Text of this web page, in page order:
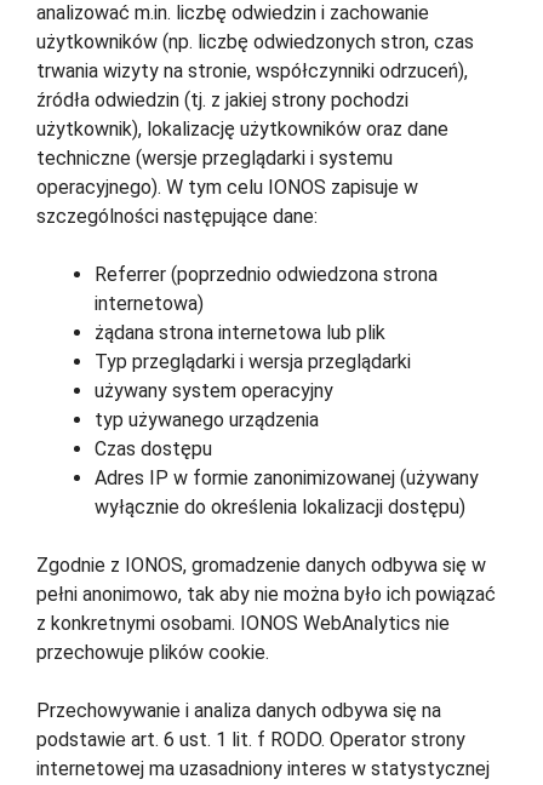
analizować m.in. liczbę odwiedzin i zachowanie
użytkowników (np. liczbę odwiedzonych stron, czas
trwania wizyty na stronie, współczynniki odrzuceń),
źródła odwiedzin (tj. z jakiej strony pochodzi
użytkownik), lokalizację użytkowników oraz dane
techniczne (wersje przeglądarki i systemu
operacyjnego). W tym celu IONOS zapisuje w
szczególności następujące dane:
Referrer (poprzednio odwiedzona strona
internetowa)
żądana strona internetowa lub plik
Typ przeglądarki i wersja przeglądarki
używany system operacyjny
typ używanego urządzenia
Czas dostępu
Adres IP w formie zanonimizowanej (używany
wyłącznie do określenia lokalizacji dostępu)
Zgodnie z IONOS, gromadzenie danych odbywa się w
pełni anonimowo, tak aby nie można było ich powiązać
z konkretnymi osobami. IONOS WebAnalytics nie
przechowuje plików cookie.
Przechowywanie i analiza danych odbywa się na
podstawie art. 6 ust. 1 lit. f RODO. Operator strony
internetowej ma uzasadniony interes w statystycznej